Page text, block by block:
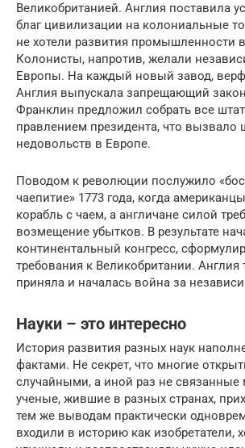
Великобританией. Англия поставила
благ цивилизации на колониальные
не хотели развития промышленности
Колонисты, напротив, желали
Европы. На каждый новый завод,
Англия выпускала запрещающий
Франклин предложил собрать все
правлением президента, что вызвало
недовольств в Европе.
Поводом к революции послужило
чаепитие» 1773 года, когда
корабль с чаем, а англичане силой
возмещение убытков. В результате
континентальный конгресс,
требования к Великобритании. Англия
приняла и началась война за
Науки – это интересно
История развития разных наук
фактами. Не секрет, что многие
случайными, а иной раз не связанные
ученые, жившие в разных странах,
тем же выводам практически
входили в историю как изобретатели,